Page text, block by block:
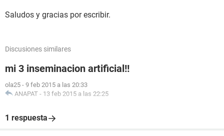
Saludos y gracias por escribir.
Discusiones similares
mi 3 inseminacion artificial!!
ola25 - 9 feb 2015 a las 20:33
ANAPAT - 13 feb 2015 a las 22:25
1 respuesta